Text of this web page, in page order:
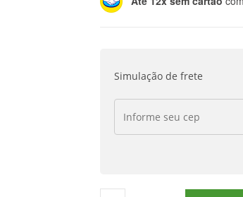
Simulação de frete